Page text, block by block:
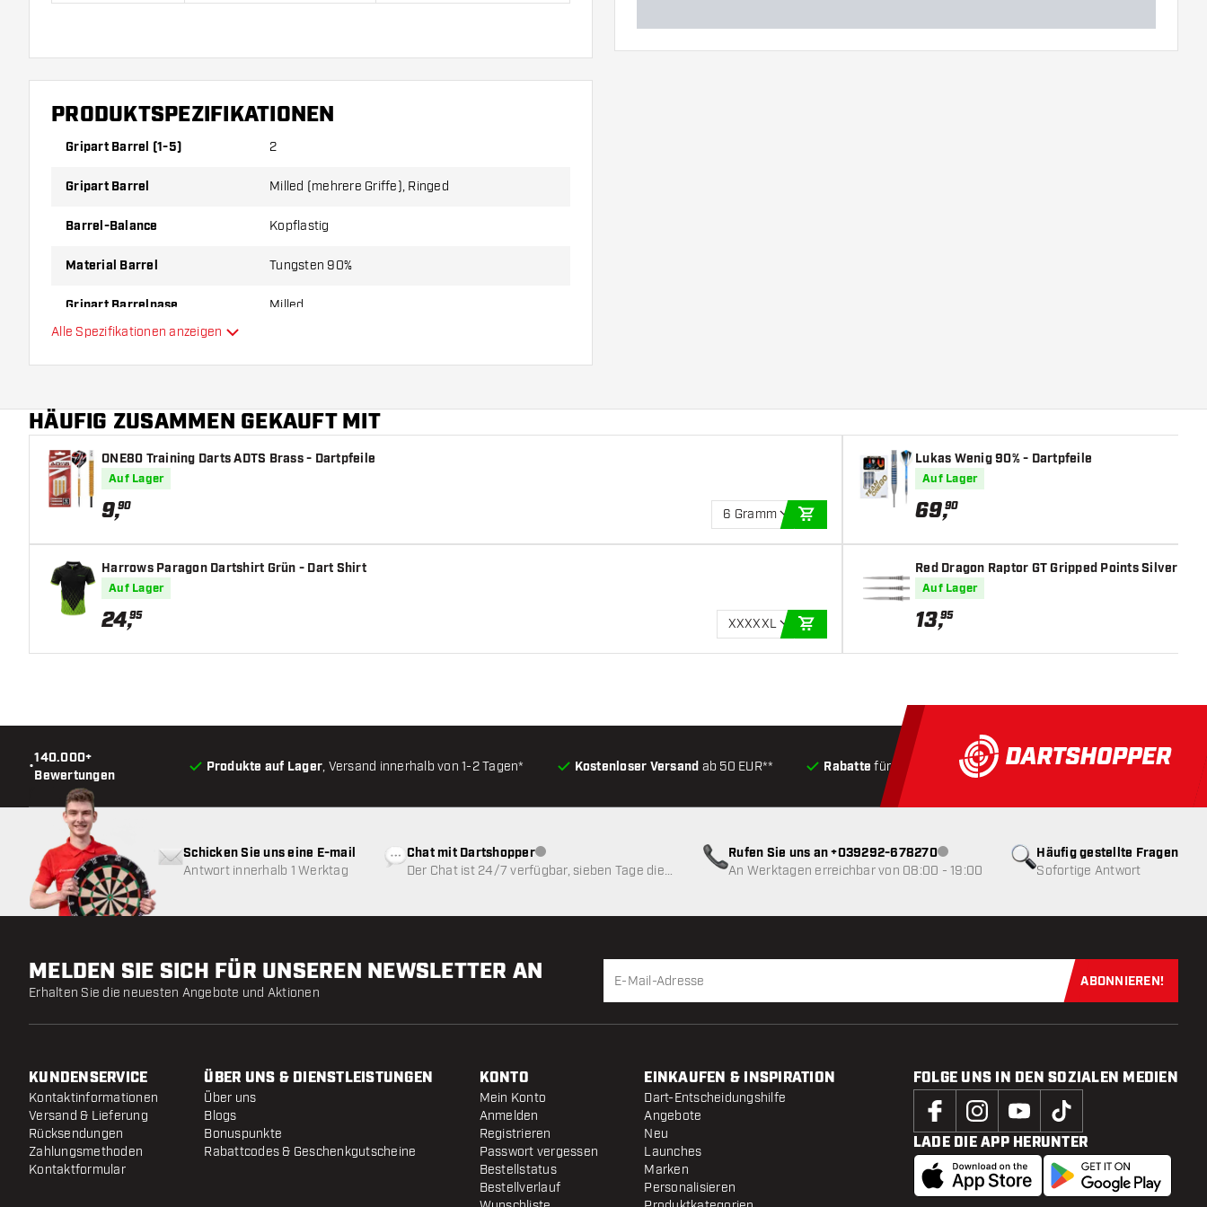
PRODUKTSPEZIFIKATIONEN
Gripart Barrel (1-5) 2
Gripart Barrel Milled (mehrere Griffe), Ringed
Barrel-Balance Kopflastig
Material Barrel Tungsten 90%
Gripart Barrelnase Milled
Form Barrelnase
Barrel Gripzone
Barrelform
Gewicht
Barreldurchmesser (MM)
Barrellänge (MM)
Alle Spezifikationen anzeigen
HÄUFIG ZUSAMMEN GEKAUFT MIT
ONE80 Training Darts ADTS Brass - Dartpfeile
Auf Lager
9,90
6 Gramm
Harrows Paragon Dartshirt Grün - Dart Shirt
Auf Lager
24,95
XXXXXL
Lukas Wenig 90% - Dartpfeile
Auf Lager
69,90
Red Dragon Raptor GT Gripped Points Silver
Auf Lager
13,95
•
140.000+
Bewertungen
Produkte auf Lager, Versand innerhalb von 1-2 Tagen* Kostenloser Versand ab 50 EUR** Rabatte für Kunden Produkte auf Lager, Versand
Häufig gestellte Fragen
Sofortige Antwort
Schicken Sie uns eine E-mail
Antwort innerhalb 1 Werktag
Chat mit DartshopperKundenservice nicht verfügbar
Der Chat ist 24/7 verfügbar, sieben Tage die
Rufen Sie uns an +039292-678270Kundenservice nicht verfügbar
An Werktagen erreichbar von 08:00 - 19:00
MELDEN SIE SICH FÜR UNSEREN NEWSLETTER AN
Erhalten Sie die neuesten Angebote und Aktionen
Jetzt für
ABONNIEREN!
KUNDENSERVICE
Kontaktinformationen
Versand & Lieferung
Rücksendungen
Zahlungsmethoden
Kontaktformular
ÜBER UNS & DIENSTLEISTUNGEN
Über uns
Blogs
Bonuspunkte
Rabattcodes & Geschenkgutscheine
KONTO
Mein Konto
Anmelden
Registrieren
Passwort vergessen
Bestellstatus
Bestellverlauf
EINKAUFEN & INSPIRATION
Dart-Entscheidungshilfe
Angebote
Neu
Launches
Marken
Personalisieren
FOLGE UNS IN DEN SOZIALEN MEDIEN
LADE DIE APP HERUNTER